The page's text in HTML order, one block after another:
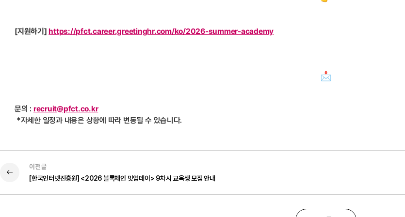
[지원하기] https://pfct.career.greetinghr.com/ko/2026-summer-academy
문의 : recruit@pfct.co.kr
*자세한 일정과 내용은 상황에 따라 변동될 수 있습니다.
이전글
[한국인터넷진흥원] <2026 블록체인 밋업데이> 9차시 교육생 모집 안내